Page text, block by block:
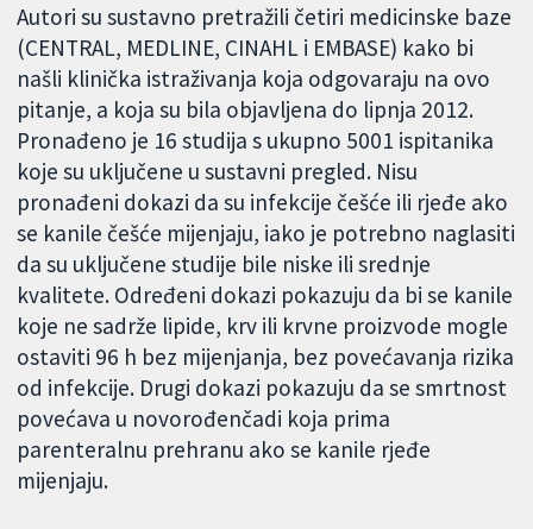
Autori su sustavno pretražili četiri medicinske baze
(CENTRAL, MEDLINE, CINAHL i EMBASE) kako bi
našli klinička istraživanja koja odgovaraju na ovo
pitanje, a koja su bila objavljena do lipnja 2012.
Pronađeno je 16 studija s ukupno 5001 ispitanika
koje su uključene u sustavni pregled. Nisu
pronađeni dokazi da su infekcije češće ili rjeđe ako
se kanile češće mijenjaju, iako je potrebno naglasiti
da su uključene studije bile niske ili srednje
kvalitete. Određeni dokazi pokazuju da bi se kanile
koje ne sadrže lipide, krv ili krvne proizvode mogle
ostaviti 96 h bez mijenjanja, bez povećavanja rizika
od infekcije. Drugi dokazi pokazuju da se smrtnost
povećava u novorođenčadi koja prima
parenteralnu prehranu ako se kanile rjeđe
mijenjaju.